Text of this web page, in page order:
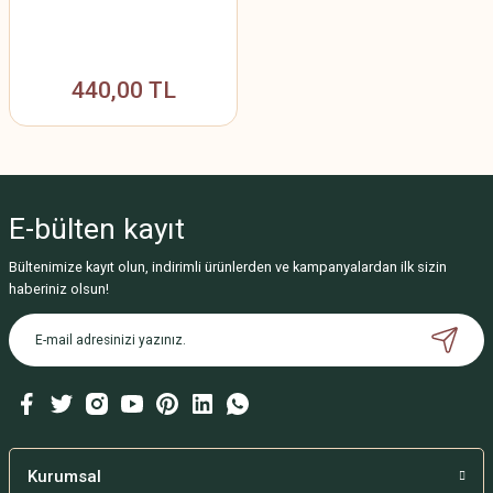
440,00 TL
E-bülten kayıt
Bültenimize kayıt olun, indirimli ürünlerden ve kampanyalardan ilk sizin
haberiniz olsun!
Kurumsal